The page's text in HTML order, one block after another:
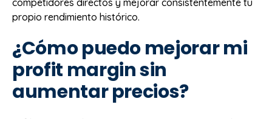
propio rendimiento histórico.
¿Cómo puedo mejorar mi
profit margin sin
aumentar precios?